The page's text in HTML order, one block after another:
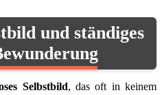
und ständiges
Selbstbild, das oft in keinem